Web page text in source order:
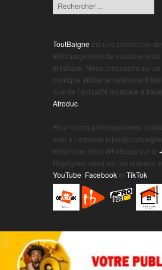
ToutBaigne est une plateforme de
téléchargement de musique et
artistique. Nous proposons sur ce
musique africaine notamment
que de l’actualité musicale à
Afroduc
Pour toutes préoccupations,
mail à l’adresse
téléphone et/ou Whatsapp sur le
Rejoignez-nous sur les réseaux
YouTube Facebook etTikTok